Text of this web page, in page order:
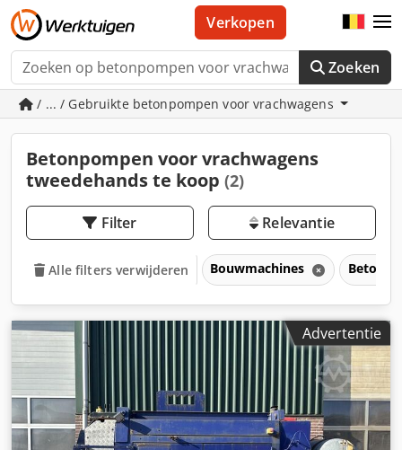
Zoeken
Verkopen
/ ... / Gebruikte betonpompen voor vrachwagens
Betonpompen voor vrachwagens
tweedehands te koop (2)
Filter Relevantie
Alle filters verwijderen Bouwmachines
Advertentie